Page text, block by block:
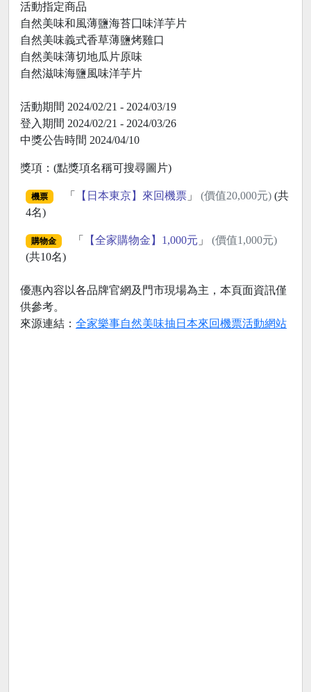
活動指定商品
自然美味和風薄鹽海苔囗味洋芋片
自然美味義式香草薄鹽烤雞口
自然美味薄切地瓜片原味
自然滋味海鹽風味洋芋片
活動期間 2024/02/21 - 2024/03/19
登入期間 2024/02/21 - 2024/03/26
中獎公告時間 2024/04/10
獎項：(點獎項名稱可搜尋圖片)
機票 「 【日本東京】來回機票」 (價值20,000元)(共
4名)
購物金 「 【全家購物金】1,000元 」 (價值1,000元)
(共10名)
優惠內容以各品牌官網及門市現場為主，本頁面資訊僅
供參考。
來源連結： 全家樂事自然美味抽日本來回機票活動網站